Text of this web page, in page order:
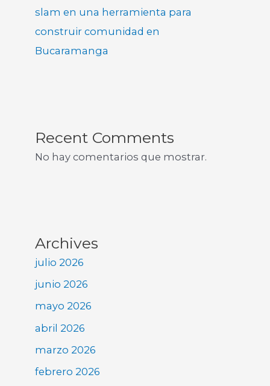
slam en una herramienta para
construir comunidad en
Bucaramanga
Recent Comments
No hay comentarios que mostrar.
Archives
julio 2026
junio 2026
mayo 2026
abril 2026
marzo 2026
febrero 2026